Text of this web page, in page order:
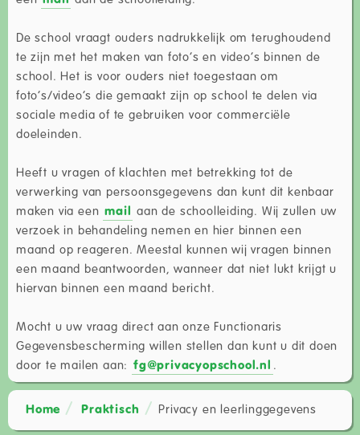
De school vraagt ouders nadrukkelijk om terughoudend
te zijn met het maken van foto’s en video’s binnen de
school. Het is voor ouders niet toegestaan om
foto’s/video’s die gemaakt zijn op school te delen via
sociale media of te gebruiken voor commerciële
doeleinden.
Heeft u vragen of klachten met betrekking tot de
verwerking van persoonsgegevens dan kunt dit kenbaar
maken via een mail aan de schoolleiding. Wij zullen uw
verzoek in behandeling nemen en hier binnen een
maand op reageren. Meestal kunnen wij vragen binnen
een maand beantwoorden, wanneer dat niet lukt krijgt u
hiervan binnen een maand bericht.
Mocht u uw vraag direct aan onze Functionaris
Gegevensbescherming willen stellen dan kunt u dit doen
door te mailen aan: fg@privacyopschool.nl .
Home Praktisch Privacy en leerlinggegevens